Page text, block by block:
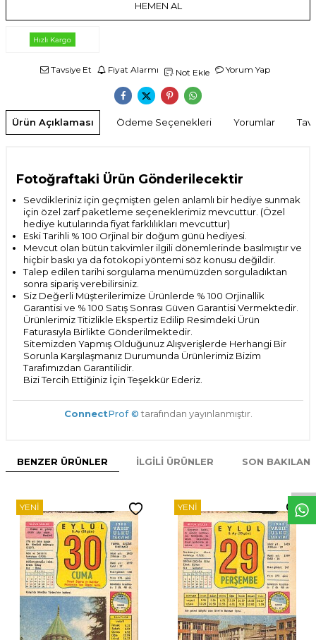
W
h
t
s
p
p
D
e
s
e
H
a
t
t
HEMEN AL
Tavsiye Et Fiyat Alarmı Not Ekle Yorum Yap
Ürün Açıklaması Ödeme Seçenekleri Yorumlar
Fotoğraftaki Ürün Gönderilecektir
Sevdikleriniz için geçmişten gelen anlamlı bir hediye sunmak
için özel zarf paketleme seçeneklerimiz mevcuttur. (Özel
hediye kutularında fiyat farklılıkları mevcuttur)
Eski Tarihli % 100 Orjinal bir doğum günü hediyesi.
Mevcut olan bütün takvimler ilgili dönemlerinde basılmıştır ve
hiçbir baskı ya da fotokopi yöntemi söz konusu değildir.
Talep edilen tarihi sorgulama menümüzden sorguladıktan
sonra sipariş verebilirsiniz.
Siz Değerli Müşterilerimize Ürünlerde % 100 Orjinallik
Garantisi ve % 100 Satış Sonrası Güven Garantisi Vermektedir.
Ürünlerimiz Titizlikle Ekspertiz Edilip Resimdeki Ürün
Faturasıyla Birlikte Gönderilmektedir.
Sitemizden Yapmış Olduğunuz Alışverişlerde Herhangi Bir
Sorunla Karşılaşmanız Durumunda Ürünlerimiz Bizim
Tarafımızdan Garantilidir.
Bizi Tercih Ettiğiniz İçin Teşekkür Ederiz.
ConnectProf © tarafından yayınlanmıştır.
BENZER ÜRÜNLER İLGILI ÜRÜNLER SON
YENI YENI